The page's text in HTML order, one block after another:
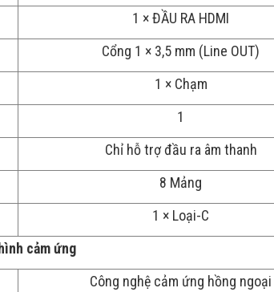
1 × ĐẦU RA HDMI
Cổng 1 × 3,5 mm (Line OUT)
1 × Chạm
1
Chỉ hỗ trợ đầu ra âm thanh
8 Mảng
1 × Loại-C
cảm ứng
Công nghệ cảm ứng hồng ngoại